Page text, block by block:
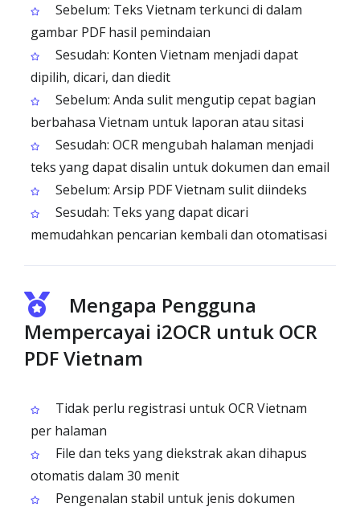
Sebelum: Teks Vietnam terkunci di dalam
gambar PDF hasil pemindaian
Sesudah: Konten Vietnam menjadi dapat
dipilih, dicari, dan diedit
Sebelum: Anda sulit mengutip cepat bagian
berbahasa Vietnam untuk laporan atau sitasi
Sesudah: OCR mengubah halaman menjadi
teks yang dapat disalin untuk dokumen dan email
Sebelum: Arsip PDF Vietnam sulit diindeks
Sesudah: Teks yang dapat dicari
memudahkan pencarian kembali dan otomatisasi
Mengapa Pengguna
Mempercayai i2OCR untuk OCR
PDF Vietnam
Tidak perlu registrasi untuk OCR Vietnam
per halaman
File dan teks yang diekstrak akan dihapus
otomatis dalam 30 menit
Pengenalan stabil untuk jenis dokumen